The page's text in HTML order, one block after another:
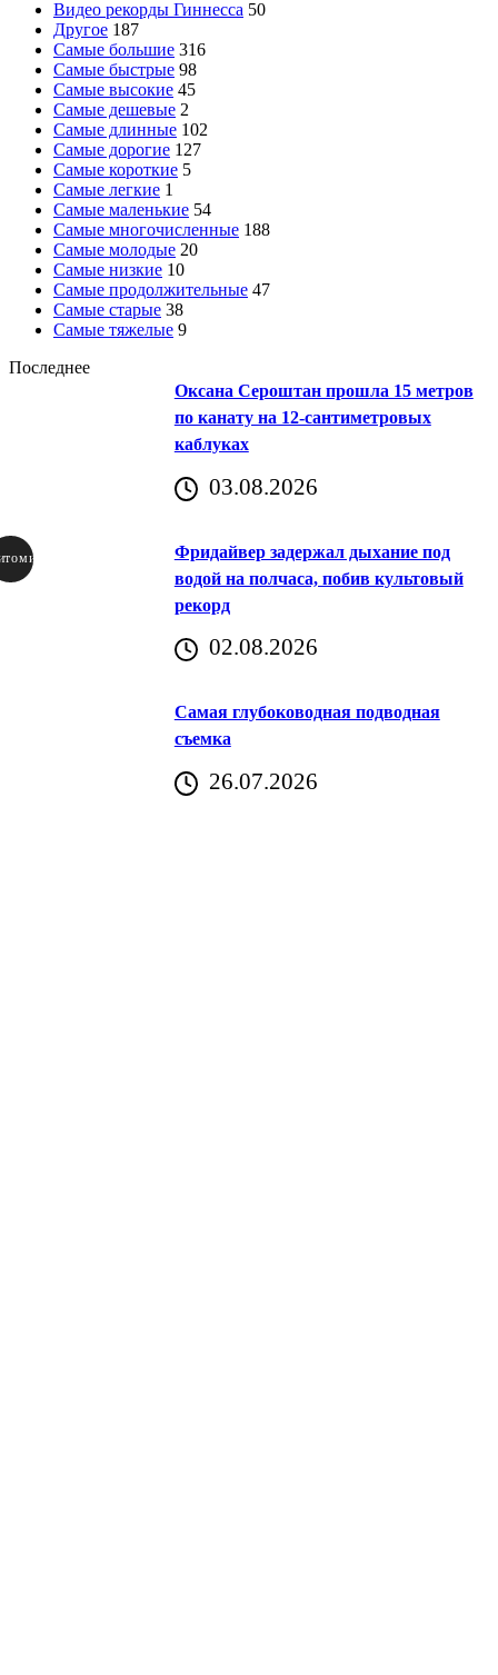
Видео рекорды Гиннесса 50
Другое 187
Самые большие 316
Самые быстрые 98
Самые высокие 45
Самые дешевые 2
Самые длинные 102
Самые дорогие 127
Самые короткие 5
Самые легкие 1
Самые маленькие 54
Самые многочисленные 188
Самые молодые 20
Самые низкие 10
Самые продолжительные 47
Самые старые 38
Самые тяжелые 9
Последнее
Оксана Сероштан прошла 15 метров
по канату на 12-сантиметровых
каблуках
03.08.2026
Фридайвер задержал дыхание под
водой на полчаса, побив культовый
рекорд
02.08.2026
Самая глубоководная подводная
съемка
26.07.2026